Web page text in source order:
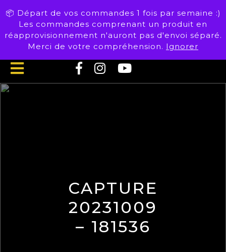
📦 Départ de vos commandes 1 fois par semaine :)
Les commandes comprenant un produit en
réapprovisionnement n'auront pas d'envoi séparé.
Merci de votre compréhension. Ignorer
to
content
Open
CAPTURE
20231009
– 181536